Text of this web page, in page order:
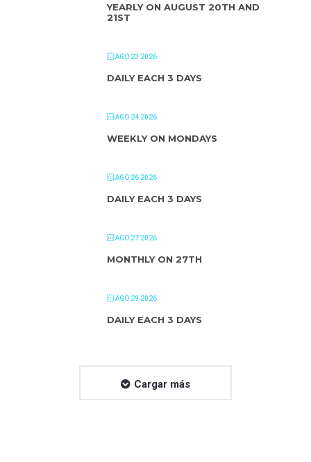
YEARLY ON AUGUST 20TH AND
21ST
AGO 23 2026
DAILY EACH 3 DAYS
AGO 24 2026
WEEKLY ON MONDAYS
AGO 26 2026
DAILY EACH 3 DAYS
AGO 27 2026
MONTHLY ON 27TH
AGO 29 2026
DAILY EACH 3 DAYS
Cargar más